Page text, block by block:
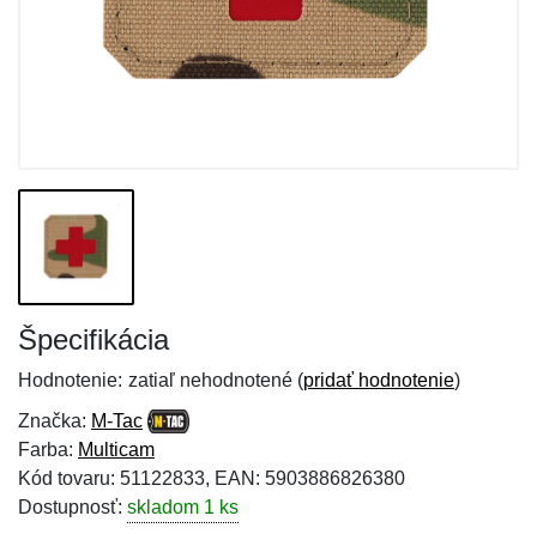
Špecifikácia
Hodnotenie: zatiaľ nehodnotené (pridať hodnotenie)
Značka: M-Tac
Farba: Multicam
Kód tovaru: 51122833, EAN: 5903886826380
Dostupnosť: skladom 1 ks